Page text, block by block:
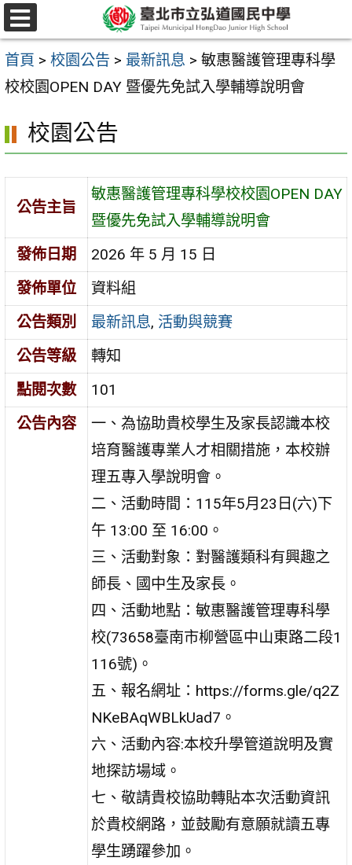
跳
至
主
要
容
區
選
單
首頁 > 校園公告 > 最新訊息 > 敏惠醫護管理專科學
校校園OPEN DAY 暨優先免試入學輔導說明會
校園公告
公告主旨
敏惠醫護管理專科學校校園OPEN DAY
暨優先免試入學輔導說明會
發佈日期
2026 年 5 月 15 日
發佈單位
資料組
公告類別
最新訊息, 活動與競賽
公告等級
轉知
點閱次數
101
公告內容
一、為協助貴校學生及家長認識本校
培育醫護專業人才相關措施，本校辦
理五專入學說明會。
二、活動時間：115年5月23日(六)下
午 13:00 至 16:00。
三、活動對象：對醫護類科有興趣之
師長、國中生及家長。
四、活動地點：敏惠醫護管理專科學
校(73658臺南市柳營區中山東路二段1
116號)。
五、報名網址：https://forms.gle/q2Z
NKeBAqWBLkUad7。
六、活動內容:本校升學管道說明及實
地探訪場域。
七、敬請貴校協助轉貼本次活動資訊
於貴校網路，並鼓勵有意願就讀五專
學生踴躍參加。